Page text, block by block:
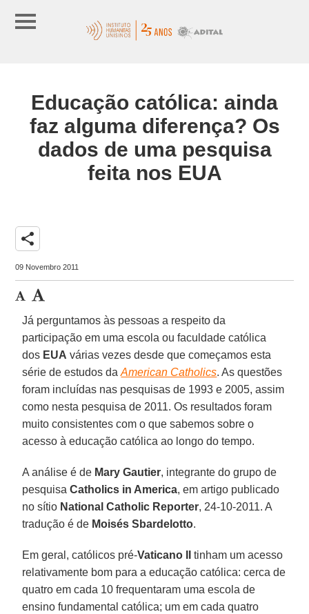
Educação católica: ainda
faz alguma diferença? Os
dados de uma pesquisa
feita nos EUA
share
09 Novembro 2011
Já perguntamos às pessoas a respeito da
participação em uma escola ou faculdade católica
dos EUA várias vezes desde que começamos esta
série de estudos daAmerican Catholics. As questões
foram incluídas nas pesquisas de 1993 e 2005, assim
como nesta pesquisa de 2011. Os resultados foram
muito consistentes com o que sabemos sobre o
acesso à educação católica ao longo do tempo.
A análise é de Mary Gautier, integrante do grupo de
pesquisaCatholics in America, em artigo publicado
no sítio National Catholic Reporter, 24-10-2011. A
tradução é de Moisés Sbardelotto.
Em geral, católicos pré-Vaticano IItinham um acesso
relativamente bom para a educação católica: cerca de
quatro em cada 10 frequentaram uma escola de
ensino fundamental católica; um em cada quatro